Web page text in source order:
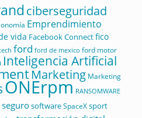
ciberseguridad
Emprendimiento
vida Facebook Connectfico
ford ford de mexico ford motor
Inteligencia Artificial
Marketing Marketing
ONErpm RANSOMWARE
segurosoftwareSpaceXsport